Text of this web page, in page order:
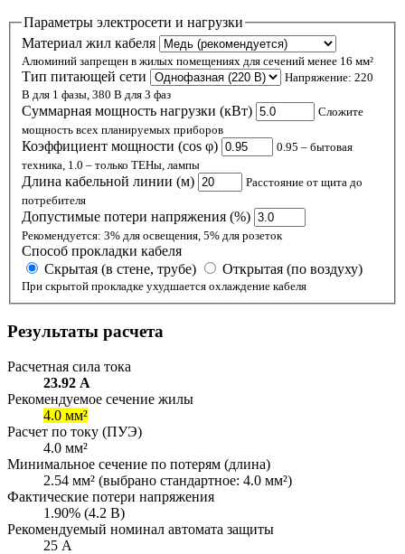
Параметры электросети и нагрузки
Материал жил кабеля
Алюминий запрещен в жилых помещениях для сечений менее 16 мм²
Тип питающей сети
Напряжение: 220
В для 1 фазы, 380 В для 3 фаз
Суммарная мощность нагрузки (кВт)
Сложите
мощность всех планируемых приборов
Коэффициент мощности (cos φ)
0.95 – бытовая
техника, 1.0 – только ТЕНы, лампы
Длина кабельной линии (м)
Расстояние от щита до
потребителя
Допустимые потери напряжения (%)
Рекомендуется: 3% для освещения, 5% для розеток
Способ прокладки кабеля
Скрытая (в стене, трубе)
Открытая (по воздуху)
При скрытой прокладке ухудшается охлаждение кабеля
Результаты расчета
Расчетная сила тока
23.92 А
Рекомендуемое сечение жилы
4.0 мм²
Расчет по току (ПУЭ)
4.0 мм²
Минимальное сечение по потерям (длина)
2.54 мм² (выбрано стандартное: 4.0 мм²)
Фактические потери напряжения
1.90% (4.2 В)
Рекомендуемый номинал автомата защиты
25 А